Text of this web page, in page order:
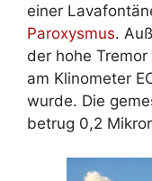
einer
Paroxysmus.
der hohe
am Klinometer
wurde. Die
betrug 0,2